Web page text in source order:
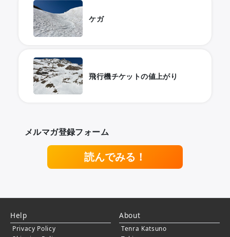
ケガ
飛行機チケットの値上がり
メルマガ登録フォーム
読んでみる！
Help
Privacy Policy
About
Tenra Katsuno